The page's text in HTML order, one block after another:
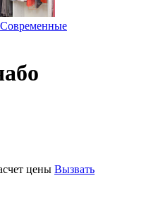
Современные
цены Вызвать